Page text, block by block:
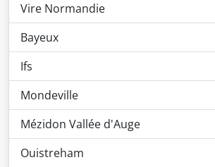
Vire Normandie
Bayeux
Ifs
Mondeville
Mézidon Vallée d'Auge
Ouistreham